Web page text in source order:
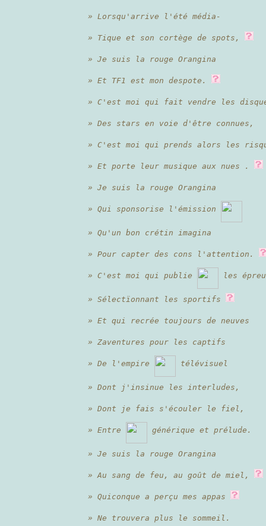
» Lorsqu'arrive l'été média-
» Tique et son cortège de spots,
» Je suis la rouge Orangina
» Et TF1 est mon despote.
» C'est moi qui fait vendre les
» Des stars en voie d'être connues,
» C'est moi qui prends alors les
» Et porte leur musique aux nues .
» Je suis la rouge Orangina
» Qui sponsorise l'émission
» Qu'un bon crétin imagina
» Pour capter des cons l'attention.
» C'est moi qui publie les
» Sélectïonnant les sportifs
» Et qui recrée toujours de neuves
» Zaventures pour les captifs
» De l'empire télévisuel
» Dont j'insinue les interludes,
» Dont je fais s'écouler le fiel,
» Entre générique et prélude.
» Je suis la rouge Orangina
» Au sang de feu, au goût de miel,
» Quiconque a perçu mes appas
» Ne trouvera plus le sommeil.